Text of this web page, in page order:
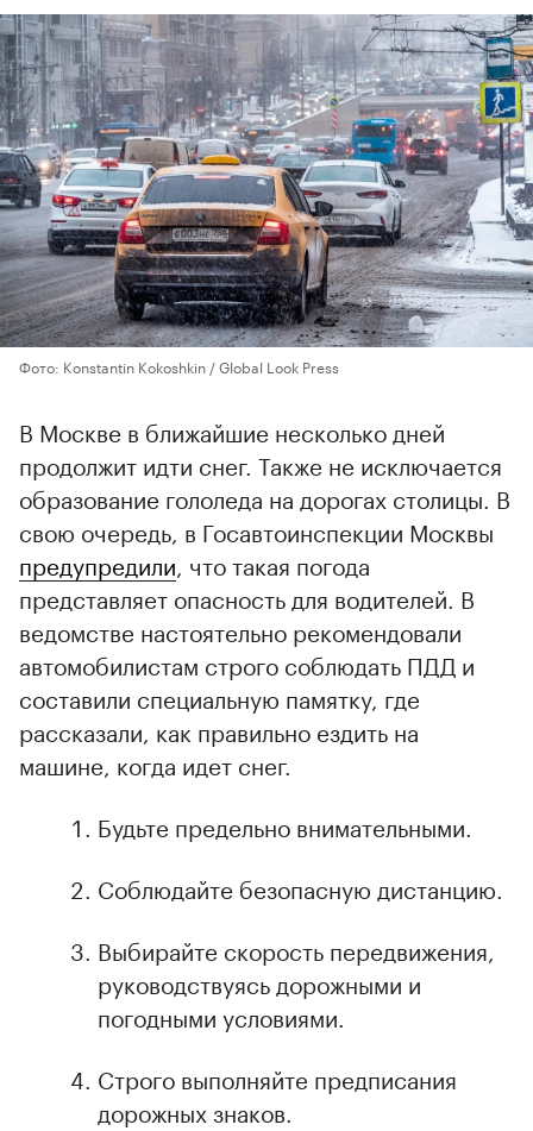
Фото: Konstantin Kokoshkin / Global Look Press
В Москве в ближайшие несколько дней
продолжит идти снег. Также не исключается
образование гололеда на дорогах столицы. В
свою очередь, в Госавтоинспекции Москвы
предупредили, что такая погода
представляет опасность для водителей. В
ведомстве настоятельно рекомендовали
автомобилистам строго соблюдать ПДД и
составили специальную памятку, где
рассказали, как правильно ездить на
машине, когда идет снег.
Будьте предельно внимательными.
Соблюдайте безопасную дистанцию.
Выбирайте скорость передвижения,
руководствуясь дорожными и
погодными условиями.
Строго выполняйте предписания
дорожных знаков.